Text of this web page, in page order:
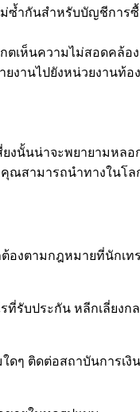
ำกันสำหรับบัญชีการ
ตเห็นความไม่สอดค
านไปยังหน่วยงานท้อ
นั้นน่าจะพยายามหลอ
ณสามารถนำทางในโ
งตามกฎหมายที่นักเท
ที่รับประกัน หลีกเลี่ย
ๆ ติดต่อสถาบันการเ